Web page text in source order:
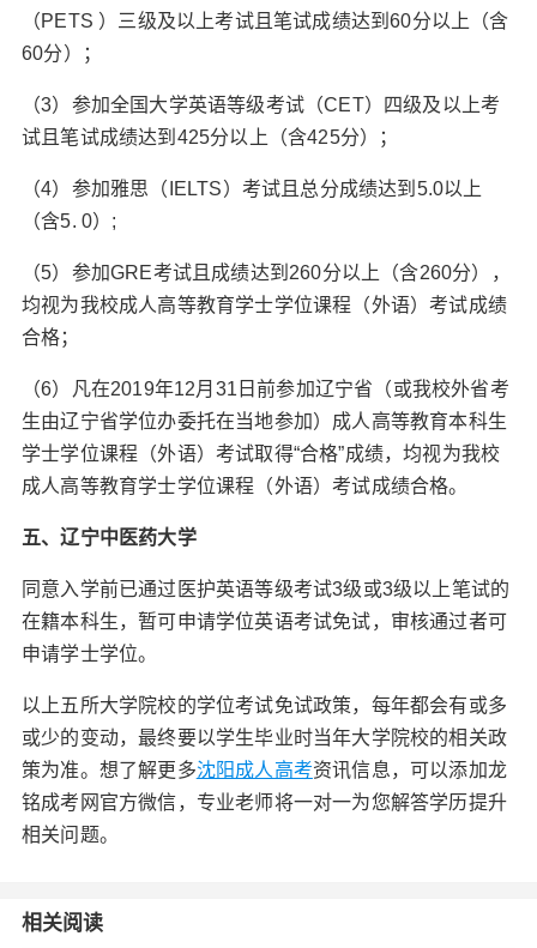
（PETS ）三级及以上考试且笔试成绩达到60分以上（含
60分）；
（3）参加全国大学英语等级考试（CET）四级及以上考
试且笔试成绩达到425分以上（含425分）；
（4）参加雅思（IELTS）考试且总分成绩达到5.0以上
（含5. 0）;
（5）参加GRE考试且成绩达到260分以上（含260分），
均视为我校成人高等教育学士学位课程（外语）考试成绩
合格；
（6）凡在2019年12月31日前参加辽宁省（或我校外省考
生由辽宁省学位办委托在当地参加）成人高等教育本科生
学士学位课程（外语）考试取得“合格”成绩，均视为我校
成人高等教育学士学位课程（外语）考试成绩合格。
五、辽宁中医药大学
同意入学前已通过医护英语等级考试3级或3级以上笔试的
在籍本科生，暂可申请学位英语考试免试，审核通过者可
申请学士学位。
以上五所大学院校的学位考试免试政策，每年都会有或多
或少的变动，最终要以学生毕业时当年大学院校的相关政
策为准。想了解更多沈阳成人高考资讯信息，可以添加龙
铭成考网官方微信，专业老师将一对一为您解答学历提升
相关问题。
相关阅读